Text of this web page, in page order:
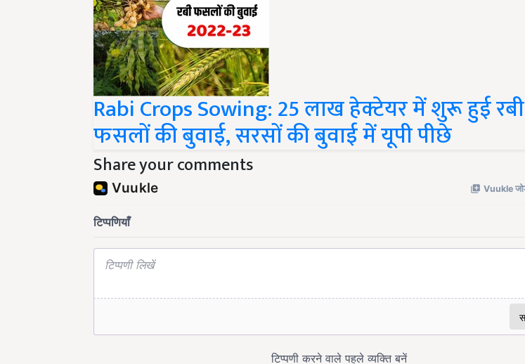
Rabi Crops Sowing: 25 लाख हेक्टेयर में शुरू हुई रबी
फसलों की बुवाई, सरसों की बुवाई में यूपी पीछे
Share your comments